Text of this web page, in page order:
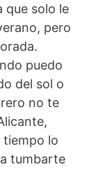
que solo le
pero
puedo
del sol o
no te
tiempo lo
tumbarte